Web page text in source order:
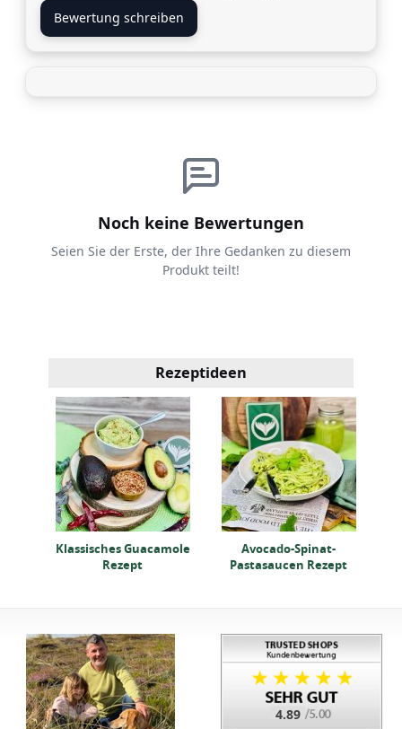
Bewertung schreiben
Noch keine Bewertungen
Seien Sie der Erste, der Ihre Gedanken zu diesem
Produkt teilt!
Rezeptideen
Klassisches Guacamole
Rezept
Avocado-Spinat-
Pastasaucen Rezept
4.89